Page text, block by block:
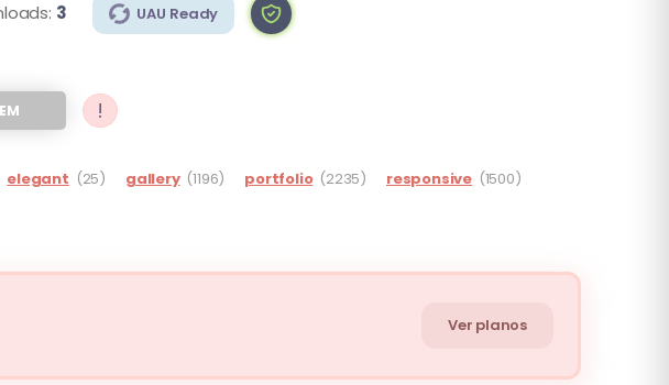
3 UAU Ready
!
elegant (25) gallery (1196) portfolio (2235) responsive (1500)
Ver planos